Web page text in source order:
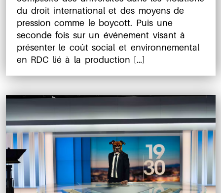
du droit international et des moyens de
pression comme le boycott. Puis une
seconde fois sur un événement visant à
présenter le coût social et environnemental
en RDC lié à la production […]